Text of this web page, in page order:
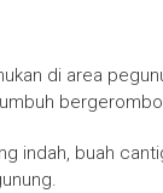
di area
indah, buah